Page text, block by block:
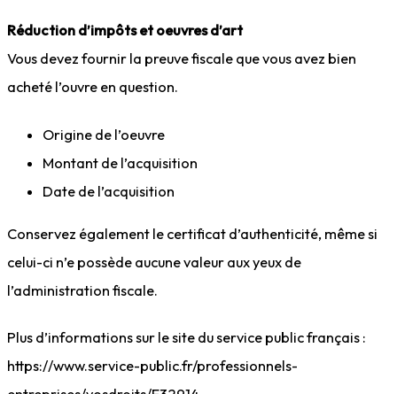
Réduction d’impôts et oeuvres d’art
Vous devez fournir la preuve fiscale que vous avez bien
acheté l’ouvre en question.
Origine de l’oeuvre
Montant de l’acquisition
Date de l’acquisition
Conservez également le certificat d’authenticité, même si
celui-ci n’e possède aucune valeur aux yeux de
l’administration fiscale.
Plus d’informations sur le site du service public français :
https://www.service-public.fr/professionnels-